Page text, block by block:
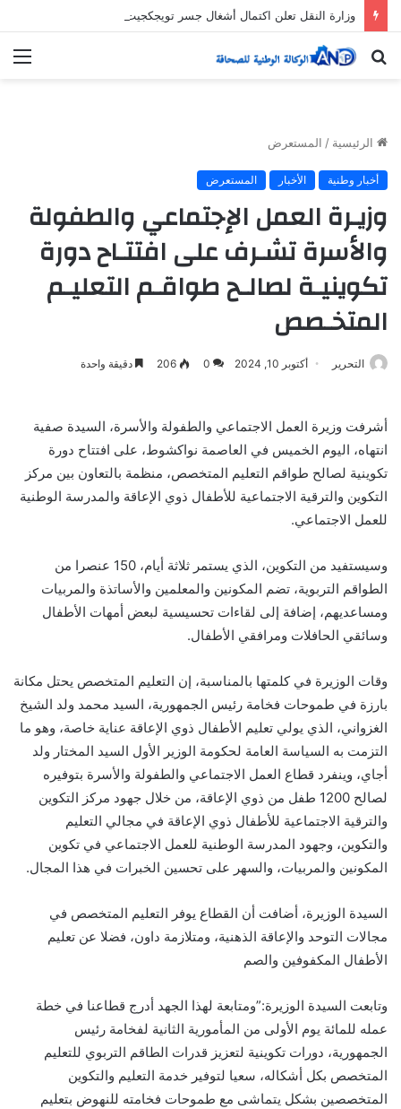
وزارة النقل تعلن اكتمال أشغال جسر تويجكجيت
بحث
الرئيسية / المستعرض
أخبار وطنية الأخبار المستعرض
وزيـرة العمل الإجتماعي والطفولة
والأسرة تشـرف على افتتـاح دورة
تكوينيـة لصالـح طواقـم التعليـم
المتخـصص
التحرير أكتوبر 10, 2024 0
206 دقيقة واحدة
أشرفت وزيرة العمل الاجتماعي والطفولة والأسرة، السيدة صفية
انتهاه، اليوم الخميس في العاصمة نواكشوط، على افتتاح دورة
تكوينية لصالح طواقم التعليم المتخصص، منظمة بالتعاون بين مركز
التكوين والترقية الاجتماعية للأطفال ذوي الإعاقة والمدرسة الوطنية
للعمل الاجتماعي.
وسيستفيد من التكوين، الذي يستمر ثلاثة أيام، 150 عنصرا من
الطواقم التربوية، تضم المكونين والمعلمين والأساتذة والمربيات
ومساعديهم، إضافة إلى لقاءات تحسيسية لبعض أمهات الأطفال
وسائقي الحافلات ومرافقي الأطفال.
وقات الوزيرة في كلمتها بالمناسبة، إن التعليم المتخصص يحتل مكانة
بارزة في طموحات فخامة رئيس الجمهورية، السيد محمد ولد الشيخ
الغزواني، الذي يولي تعليم الأطفال ذوي الإعاقة عناية خاصة، وهو ما
التزمت به السياسة العامة لحكومة الوزير الأول السيد المختار ولد
أجاي، وينفرد قطاع العمل الاجتماعي والطفولة والأسرة بتوفيره
لصالح 1200 طفل من ذوي الإعاقة، من خلال جهود مركز التكوين
والترقية الاجتماعية للأطفال ذوي الإعاقة في مجالي التعليم
والتكوين، وجهود المدرسة الوطنية للعمل الاجتماعي في تكوين
المكونين والمربيات، والسهر على تحسين الخبرات في هذا المجال.
السيدة الوزيرة، أضافت أن القطاع يوفر التعليم المتخصص في
مجالات التوحد والإعاقة الذهنية، ومتلازمة داون، فضلا عن تعليم
الأطفال المكفوفين والصم
وتابعت السيدة الوزيرة:”ومتابعة لهذا الجهد أدرج قطاعنا في خطة
عمله للمائة يوم الأولى من المأمورية الثانية لفخامة رئيس
الجمهورية، دورات تكوينية لتعزيز قدرات الطاقم التربوي للتعليم
المتخصص بكل أشكاله، سعيا لتوفير خدمة التعليم والتكوين
المتخصصين بشكل يتماشى مع طموحات فخامته للنهوض بتعليم